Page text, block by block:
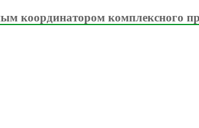
координатором комплексного